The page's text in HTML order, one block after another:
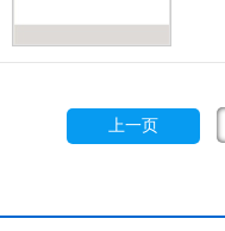
水平
工业
DVR
动设
上一页